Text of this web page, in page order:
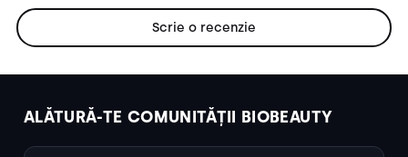
Scrie o recenzie
ALĂTURĂ-TE COMUNITĂȚII BIOBEAUTY